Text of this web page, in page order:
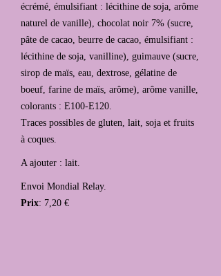
écrémé, émulsifiant : lécithine de soja, arôme
naturel de vanille), chocolat noir 7% (sucre,
pâte de cacao, beurre de cacao, émulsifiant :
lécithine de soja, vanilline), guimauve (sucre,
sirop de maïs, eau, dextrose, gélatine de
boeuf, farine de maïs, arôme), arôme vanille,
colorants : E100-E120.
Traces possibles de gluten, lait, soja et fruits
à coques.
A ajouter : lait.
Envoi Mondial Relay.
Prix: 7,20 €